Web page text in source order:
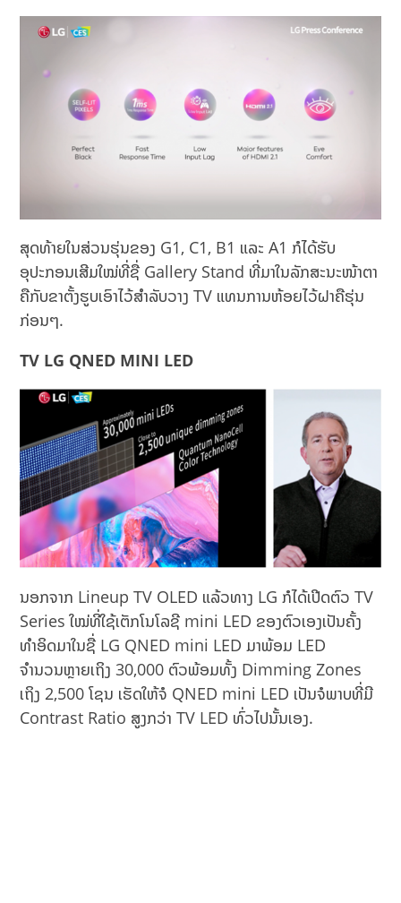
ສຸດທ້າຍໃນສ່ວນຮຸ່ນຂອງ G1, C1, B1 ແລະ A1 ກໍໄດ້ຮັບ
ອຸປະກອນເສີມໃໝ່ທີ່ຊື່ Gallery Stand ທີ່ມາໃນລັກສະນະໜ້າຕາ
ຄືກັບຂາຕັ້ງຮູບເອົາໄວ້ສຳລັບວາງ TV ແທນການຫ້ອຍໄວ້ຝາຄືຮຸ່ນ
ກ່ອນໆ.
TV LG QNED MINI LED
ນອກຈາກ Lineup TV OLED ແລ້ວທາງ LG ກໍໄດ້ເປີດຕົວ TV
Series ໃໝ່ທີ່ໃຊ້ເຕັກໂນໂລຊີ mini LED ຂອງຕົວເອງເປັນຄັ້ງ
ທຳອິດມາໃນຊື່ LG QNED mini LED ມາພ້ອມ LED
ຈຳນວນຫຼາຍເຖິງ 30,000 ຕົວພ້ອມທັ້ງ Dimming Zones
ເຖິງ 2,500 ໂຊນ ເຮັດໃຫ້ຈໍ QNED mini LED ເປັນຈໍພາບທີ່ມີ
Contrast Ratio ສູງກວ່າ TV LED ທົ່ວໄປນັ້ນເອງ.